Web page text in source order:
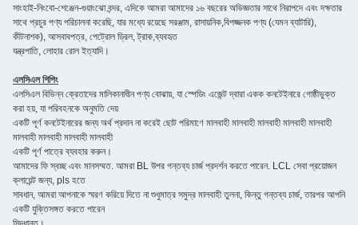
সাংহাই-নিংবো-শেঞ্জেন-গুয়াংঝো বন্দর, এদিকে আমরা আমাদের ১৬ বছরের অভিজ্ঞতার সাথে নিরাপদে এবং দক্ষতার
সাথে প্রচুর পণ্য পরিচালনা করেছি, যার মধ্যে রয়েছে সরঞ্জাম, রাসায়নিক,বিপজ্জনক পণ্য (যেমন ব্যাটারি),
কীটনাশক), আসবাবপত্র, পেট্রোল ড্রিল, ট্রাক,ব্যবহৃত
যন্ত্রপাতি, লোহার রোল ইত্যাদি।
এলসিএল শিপিং
এলসিএল বিভিন্ন ক্রেতাদের মালিকানাধীন পণ্য বোঝায়, যা স্পেডিং এজেন্ট দ্বারা একক কনটেইনারে গোষ্ঠীভুক্ত
করা হয়, যা পরিবহনকে অনুমতি দেয়
একটি পূর্ণ কনটেইনারের জন্য অর্থ প্রদান না করেই ছোট পরিমাণে মালবাহী মালবাহী মালবাহী মালবাহী মালবাহী
মালবাহী মালবাহী মালবাহী মালবাহী
একটি পূর্ণ পাত্রে ব্যবহার করুন।
আমাদের ফি স্বচ্ছ এবং মানসম্মত. আমরা BL উপর গন্তব্য চার্জ প্রদর্শন করতে পারেন. LCL সেবা প্রয়োজন
ক্লায়েন্ট জন্য, pls হতে
সাবধান, আমরা আপনাকে স্মরণ করিয়ে দিতে না শুধুমাত্র সমুদ্র মালবাহী তুলনা, কিন্তু গন্তব্য চার্জ, তারপর আপনি
একটি যুক্তিসঙ্গত করতে পারেন